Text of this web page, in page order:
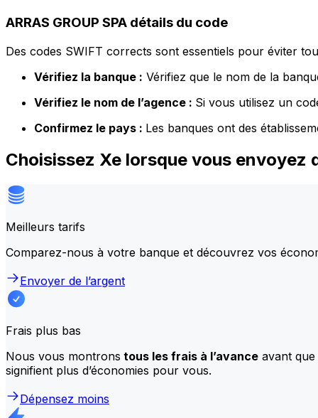
ARRAS GROUP SPA détails du code
Des codes SWIFT corrects sont essentiels pour éviter
Vérifiez la banque : Vérifiez que le nom de la
Vérifiez le nom de l’agence : Si vous utilisez un
Confirmez le pays : Les banques ont des
Choisissez Xe lorsque vous envoyez
Meilleurs tarifs
Comparez-nous à votre banque et découvrez vos
Envoyer de l’argent
Frais plus bas
Nous vous montrons tous les frais à l’avance avant
signifient plus d’économies pour vous.
Dépensez moins